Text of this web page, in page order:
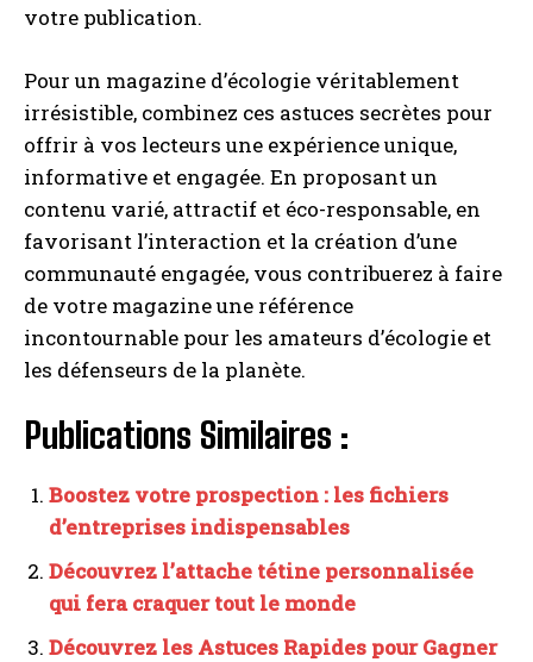
votre publication.
Pour un magazine d’écologie véritablement
irrésistible, combinez ces astuces secrètes pour
offrir à vos lecteurs une expérience unique,
informative et engagée. En proposant un
contenu varié, attractif et éco-responsable, en
favorisant l’interaction et la création d’une
communauté engagée, vous contribuerez à faire
de votre magazine une référence
incontournable pour les amateurs d’écologie et
les défenseurs de la planète.
Publications Similaires :
Boostez votre prospection : les fichiers
d’entreprises indispensables
Découvrez l’attache tétine personnalisée
qui fera craquer tout le monde
Découvrez les Astuces Rapides pour Gagner